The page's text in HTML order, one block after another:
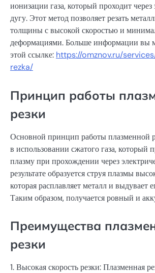
ионизации газа, который проходит
дугу. Этот метод позволяет резать
толщины с высокой скоростью и
деформациями. Больше информации вы
этой ссылке: https://omznov.ru/
rezka/
Принцип работы
резки
Основной принцип работы плазменной
в использовании сжатого газа, который
плазму при прохождении через
результате образуется струя плазмы
которая расплавляет металл и выдувает
Таким образом, получается ровный и
Преимущества
резки
1. Высокая скорость резки: Плазменная